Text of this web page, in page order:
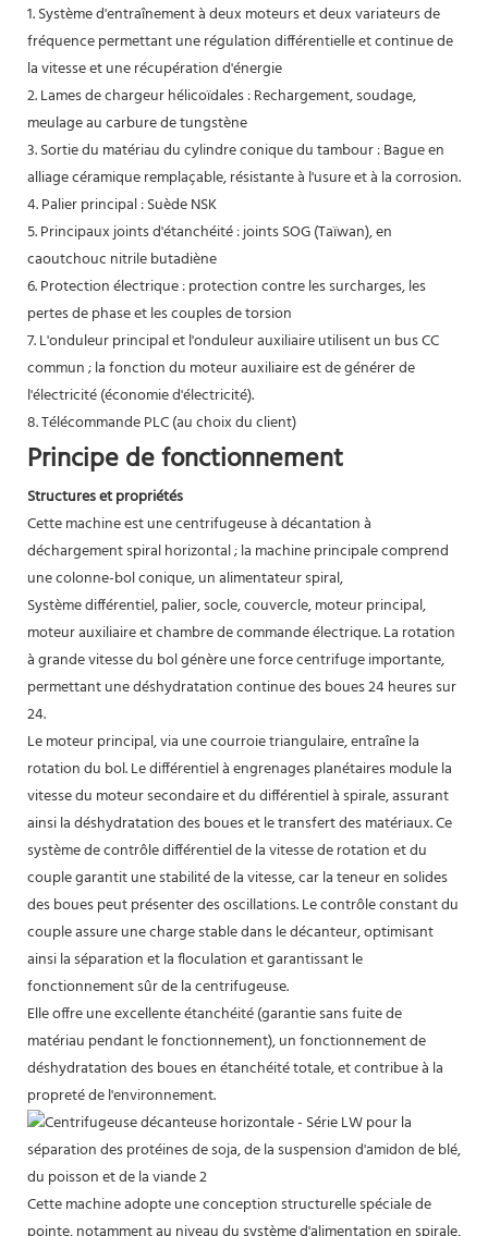
1. Système d'entraînement à deux moteurs et deux variateurs de
fréquence permettant une régulation différentielle et continue de
la vitesse et une récupération d'énergie
2. Lames de chargeur hélicoïdales : Rechargement, soudage,
meulage au carbure de tungstène
3. Sortie du matériau du cylindre conique du tambour : Bague en
alliage céramique remplaçable, résistante à l'usure et à la corrosion.
4. Palier principal : Suède NSK
5. Principaux joints d'étanchéité : joints SOG (Taïwan), en
caoutchouc nitrile butadiène
6. Protection électrique : protection contre les surcharges, les
pertes de phase et les couples de torsion
7. L'onduleur principal et l'onduleur auxiliaire utilisent un bus CC
commun ; la fonction du moteur auxiliaire est de générer de
l'électricité (économie d'électricité).
8. Télécommande PLC (au choix du client)
Principe de fonctionnement
Structures et propriétés
Cette machine est une centrifugeuse à décantation à
déchargement spiral horizontal ; la machine principale comprend
une colonne-bol conique, un alimentateur spiral,
Système différentiel, palier, socle, couvercle, moteur principal,
moteur auxiliaire et chambre de commande électrique. La rotation
à grande vitesse du bol génère une force centrifuge importante,
permettant une déshydratation continue des boues 24 heures sur
24.
Le moteur principal, via une courroie triangulaire, entraîne la
rotation du bol. Le différentiel à engrenages planétaires module la
vitesse du moteur secondaire et du différentiel à spirale, assurant
ainsi la déshydratation des boues et le transfert des matériaux. Ce
système de contrôle différentiel de la vitesse de rotation et du
couple garantit une stabilité de la vitesse, car la teneur en solides
des boues peut présenter des oscillations. Le contrôle constant du
couple assure une charge stable dans le décanteur, optimisant
ainsi la séparation et la floculation et garantissant le
fonctionnement sûr de la centrifugeuse.
Elle offre une excellente étanchéité (garantie sans fuite de
matériau pendant le fonctionnement), un fonctionnement de
déshydratation des boues en étanchéité totale, et contribue à la
propreté de l'environnement.
Cette machine adopte une conception structurelle spéciale de